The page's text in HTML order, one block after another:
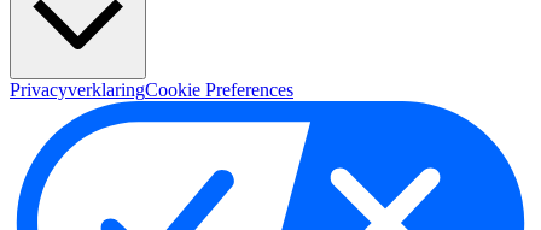
PrivacyverklaringCookie Preferences